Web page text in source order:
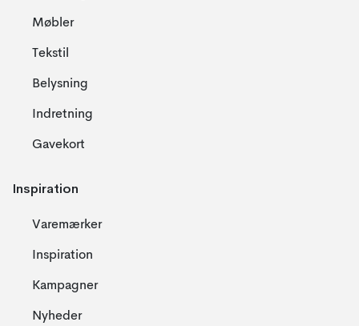
Møbler
Tekstil
Belysning
Indretning
Gavekort
Inspiration
Varemærker
Inspiration
Kampagner
Nyheder